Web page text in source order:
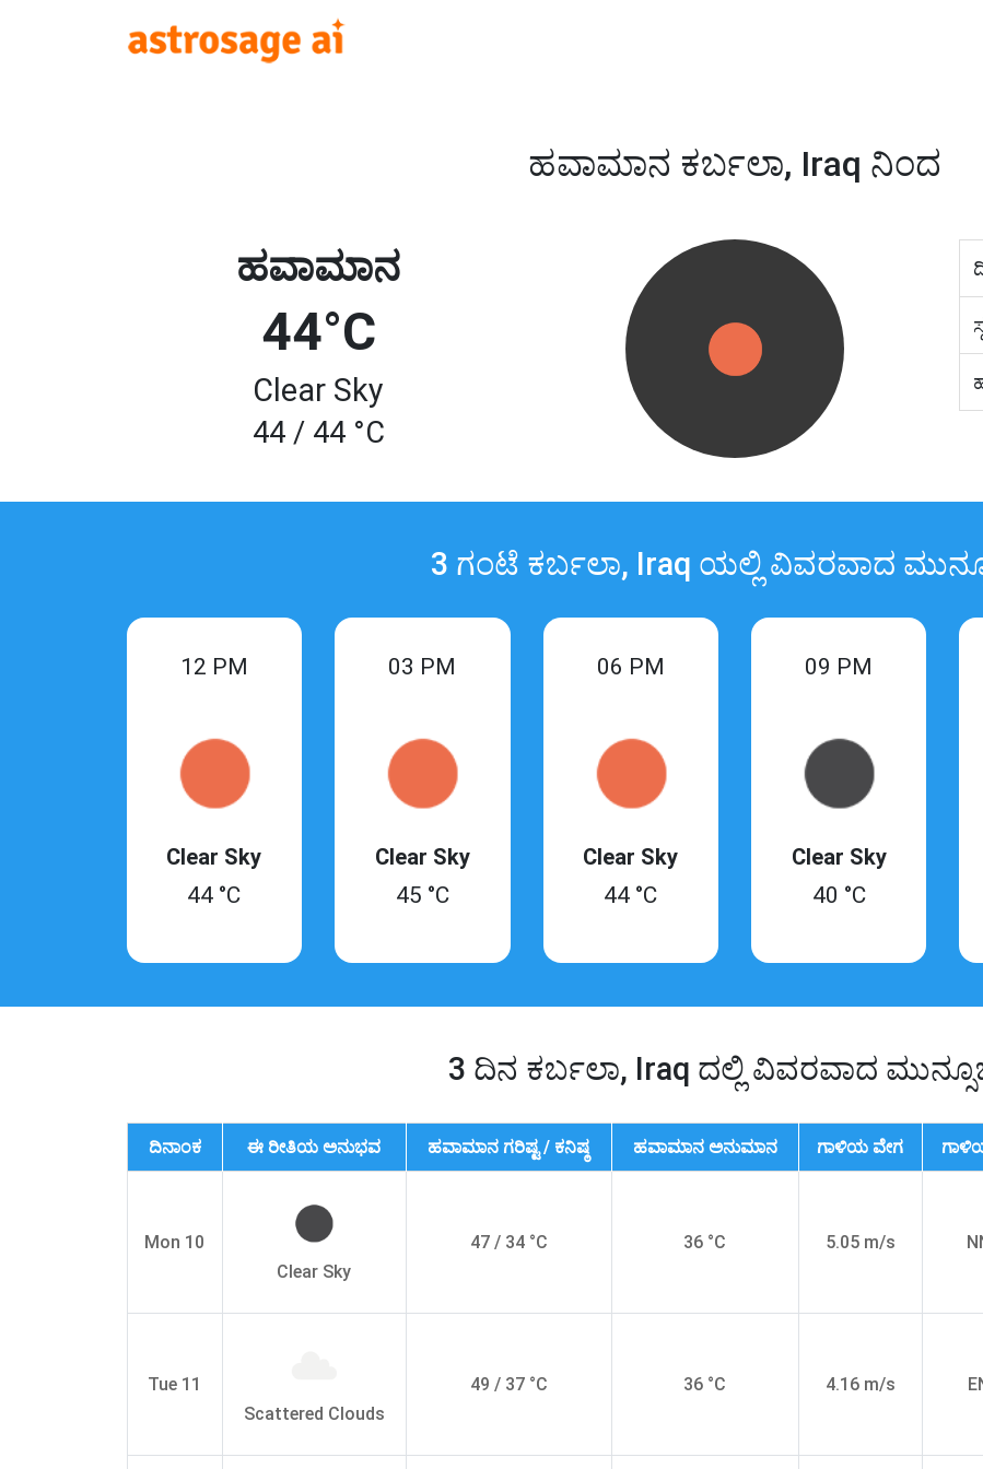
ಹವಾಮಾನ ಕರ್ಬಲಾ, Iraq ನಿಂದ
ಹವಾಮಾನ
44°C
Clear Sky
44 / 44 °C
3 ಗಂಟೆ ಕರ್ಬಲಾ, Iraq ಯಲ್ಲಿ ವಿವರವಾದ
12 PM
Clear Sky
44 °C
03 PM
Clear Sky
45 °C
06 PM
Clear Sky
44 °C
09 PM
Clear Sky
40 °C
3 ದಿನ ಕರ್ಬಲಾ, Iraq ದಲ್ಲಿ ವಿವರವಾದ
ದಿನಾಂಕ ಈ ರೀತಿಯ ಅನುಭವ ಹವಾಮಾನ ಗರಿಷ್ಟ / ಕನಿಷ್ಠ ಹವಾಮಾನ ಅನುಮಾನ ಗಾಳಿಯ ವೇಗ
Mon 10
Clear Sky
47 / 34 °C 36 °C 5.05 m/s
Tue 11
Scattered Clouds
49 / 37 °C 36 °C 4.16 m/s